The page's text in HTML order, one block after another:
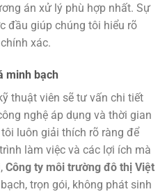
án xử lý phù hợp nhất. Sự
đầu giúp chúng tôi hiểu rõ
xác.
minh bạch
thuật viên sẽ tư vấn chi tiết
nghệ áp dụng và thời gian
luôn giải thích rõ ràng để
làm việc và các lợi ích mà
Công ty môi trường đô thị Việt
trọn gói, không phát sinh